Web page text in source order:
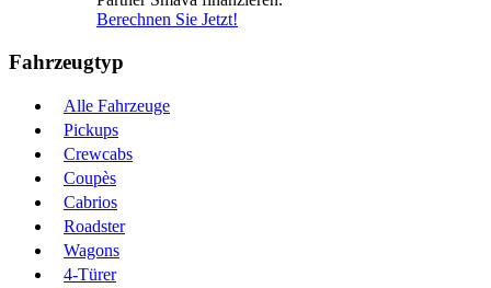
Berechnen Sie Jetzt!
Fahrzeugtyp
Alle Fahrzeuge
Pickups
Crewcabs
Coupès
Cabrios
Roadster
Wagons
4-Türer